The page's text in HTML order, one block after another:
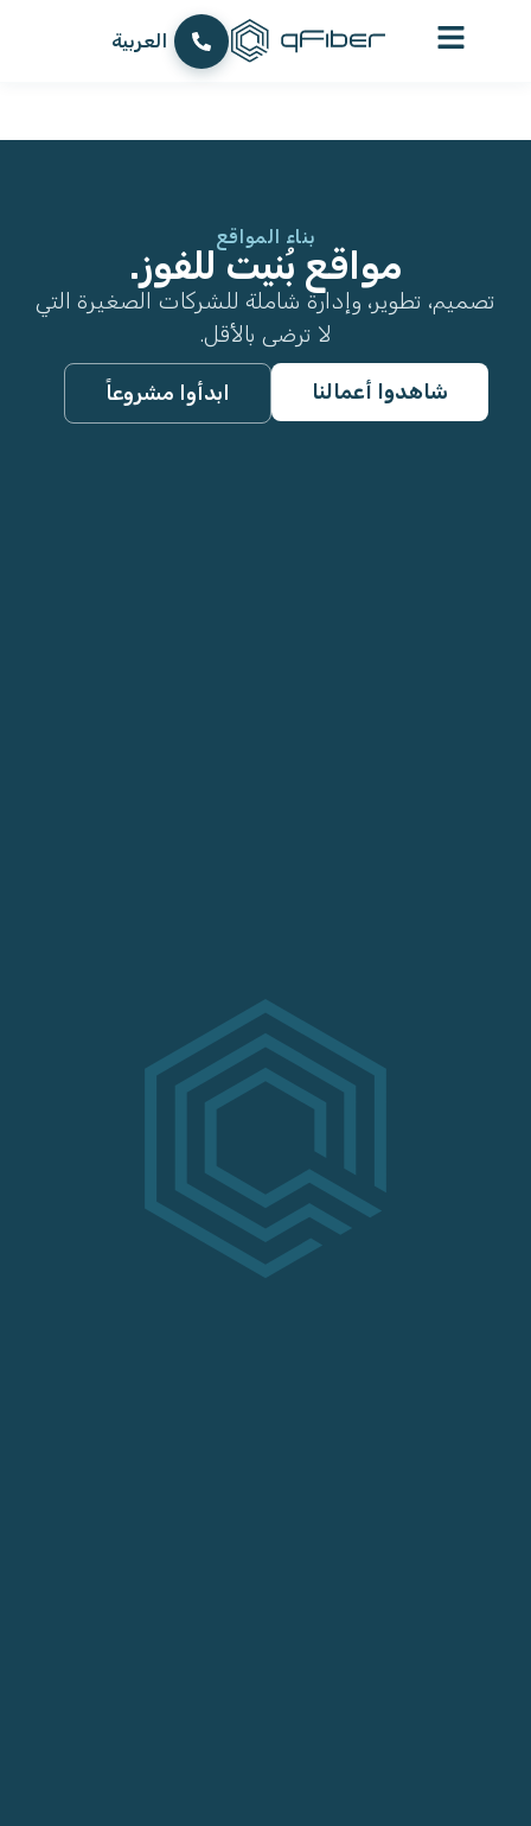
العربية
English
بناء المواقع
مواقع بُنيت للفوز.
تصميم، تطوير، وإدارة شاملة للشركات الصغيرة التي
لا ترضى بالأقل.
شاهدوا أعمالنا ابدأوا مشروعاً